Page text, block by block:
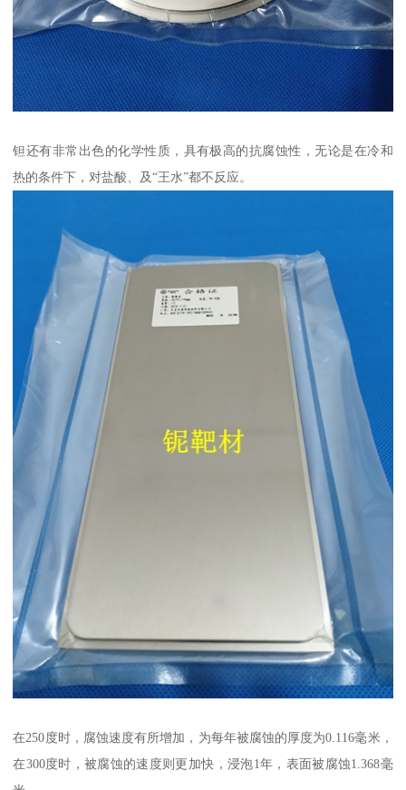
钽还有非常出色的化学性质，具有极高的抗腐蚀性，无论是在冷和
热的条件下，对盐酸、及“王水”都不反应。
在250度时，腐蚀速度有所增加，为每年被腐蚀的厚度为0.116毫米，
在300度时，被腐蚀的速度则更加快，浸泡1年，表面被腐蚀1.368毫